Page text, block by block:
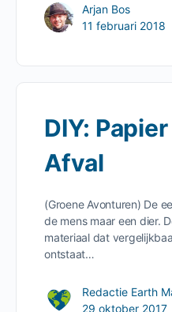
Arjan Bos
11 februari 2018
DIY:
Afval
(Groene Avonturen) De
de mens maar een dier.
materiaal dat
ontstaat…
Redactie Earth
29 oktober 2017